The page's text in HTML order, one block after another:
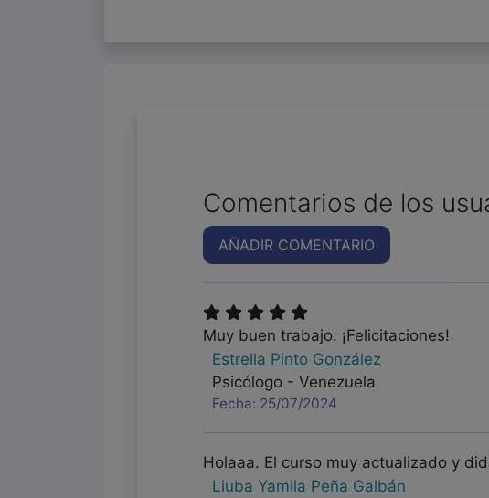
Comentarios de los
AÑADIR COMENTARIO
Muy buen trabajo. ¡Felicitaciones!
Estrella Pinto González
Psicólogo - Venezuela
Fecha: 25/07/2024
Holaaa. El curso muy actualizado y
Liuba Yamila Peña Galbán